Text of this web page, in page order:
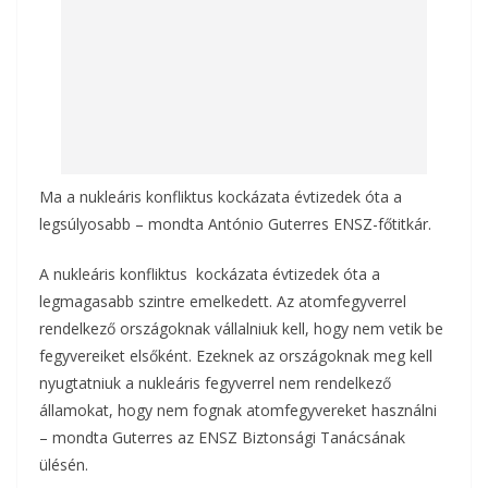
Ma a nukleáris konfliktus kockázata évtizedek óta a
legsúlyosabb – mondta António Guterres ENSZ-főtitkár.
A nukleáris konfliktus kockázata évtizedek óta a
legmagasabb szintre emelkedett. Az atomfegyverrel
rendelkező országoknak vállalniuk kell, hogy nem vetik be
fegyvereiket elsőként. Ezeknek az országoknak meg kell
nyugtatniuk a nukleáris fegyverrel nem rendelkező
államokat, hogy nem fognak atomfegyvereket használni
– mondta Guterres az ENSZ Biztonsági Tanácsának
ülésén.